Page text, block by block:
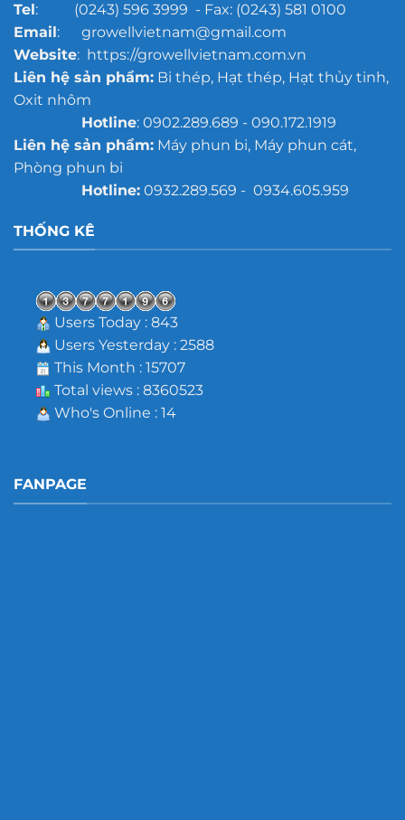
Tel: (0243) 596 3999 - Fax: (0243) 581 0100
Email: growellvietnam@gmail.com
Website: https://growellvietnam.com.vn
Liên hệ sản phẩm:Bi thép, Hạt thép, Hạt thủy tinh,
Oxit nhôm
Hotline: 0902.289.689 - 090.172.1919
Liên hệ sản phẩm:Máy phun bi, Máy phun cát,
Phòng phun bi
Hotline:0932.289.569 - 0934.605.959
THỐNG KÊ
Users Today : 843
Users Yesterday : 2588
This Month : 15707
Total views : 8360523
Who's Online : 14
FANPAGE